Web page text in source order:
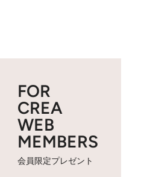
FOR
CREA
WEB
MEMBERS
会員限定プレゼント